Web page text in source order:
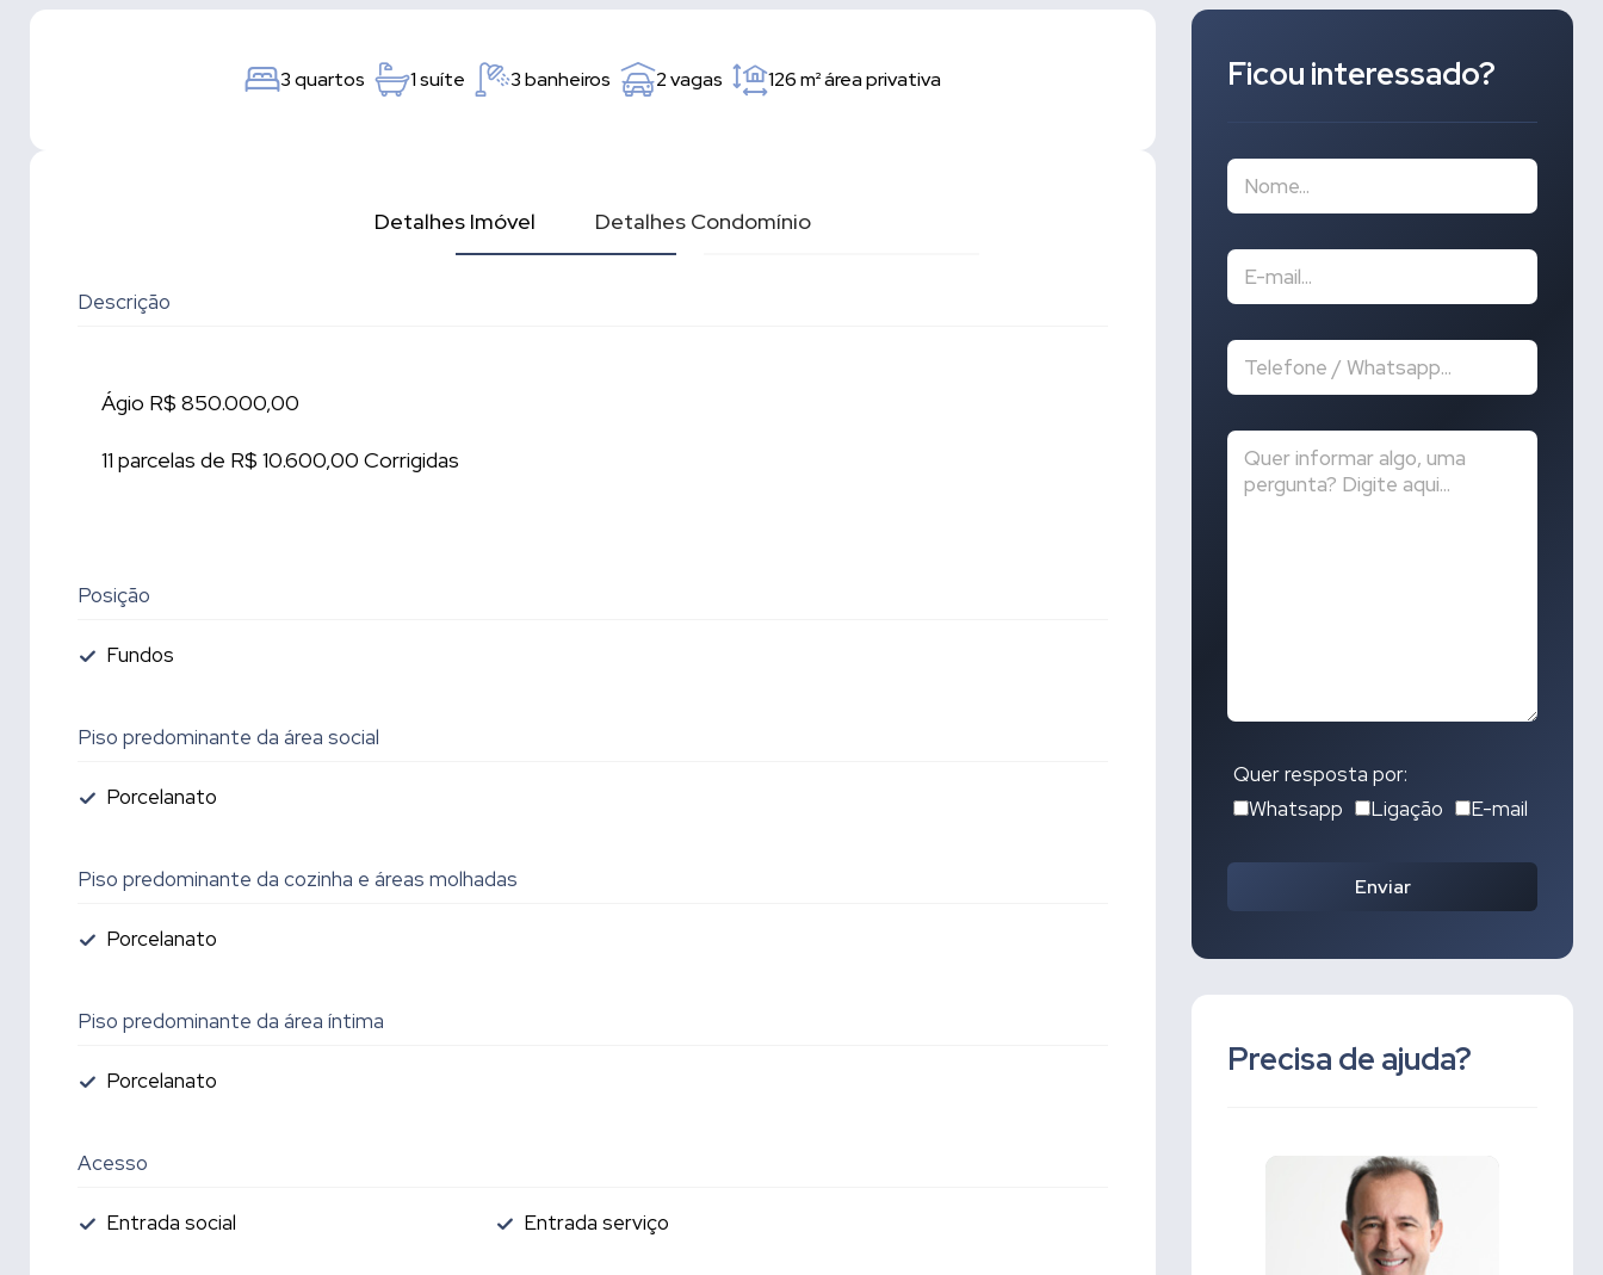
3 quartos 1 suíte 3 banheiros 2 vagas 126 m²área privativa
Detalhes Imóvel Detalhes Condomínio
Descrição
Ágio R$ 850.000,00
11 parcelas de R$ 10.600,00 Corrigidas
Posição
Fundos
Piso predominante da área social
Porcelanato
Piso predominante da cozinha e áreas molhadas
Porcelanato
Piso predominante da área íntima
Porcelanato
Acesso
Entrada social Entrada serviço
Ficou interessado?
Quer resposta por:
Whatsapp
Ligação E-mail
Enviar
Precisa de ajuda?